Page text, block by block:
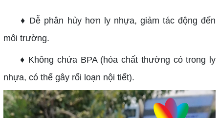
♦ Dễ phân hủy hơn ly nhựa, giảm tác động đến
môi trường.
♦ Không chứa BPA (hóa chất thường có trong ly
nhựa, có thể gây rối loạn nội tiết).